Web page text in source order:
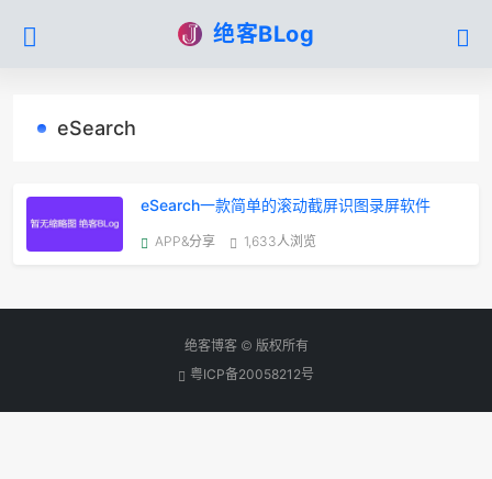
绝客BLog
eSearch
eSearch一款简单的滚动截屏识图录屏软件
APP&分享 1,633人浏览
绝客博客 © 版权所有
粤ICP备20058212号